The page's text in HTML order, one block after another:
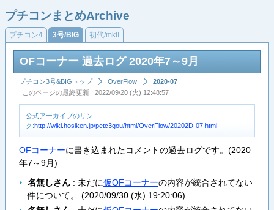
プチコンまとめArchive
プチコン4 3号/BIG 初代/mkII
OFコーナー 過去ログ 2020年7～9月
プチコン3号&BIGトップ OverFlow
2020-07
このページの最終更新 : 2022/09/20 (火) 12:48:57
公式アーカイブのリン
ク:http://wiki.hosiken.jp/petc3gou/html/OverFlow/20202D-07.html
OFコーナーに書き込まれたコメントの過去ログです。(2020
年7～9月)
名無しさん: 未だに仮OFコーナーの内容が統合されてない
件について。 (2020/09/30 (水) 19:20:06)